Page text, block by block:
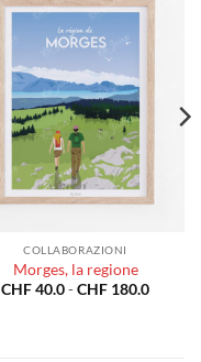
COLLABORAZIONI
Morges, la regione
CHF40.0-CHF 180.0Fascia